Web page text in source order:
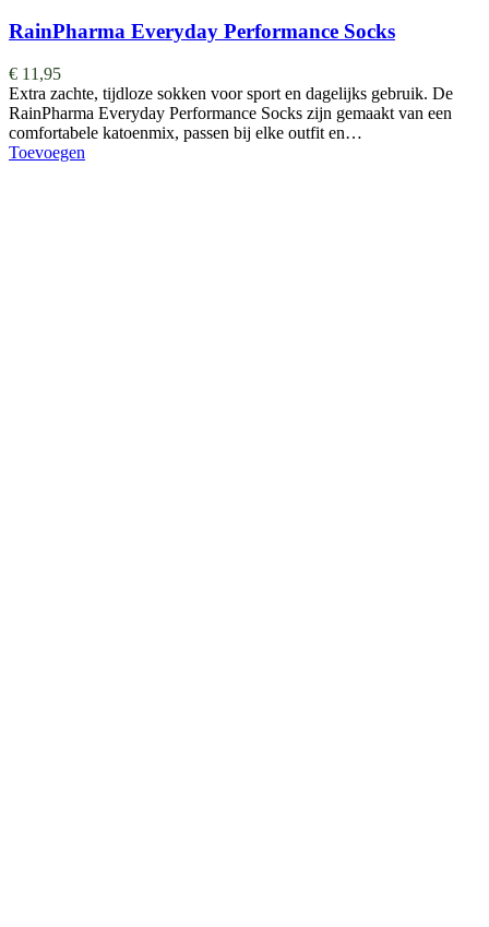
RainPharma Everyday Performance Socks
€ 11,95
Extra zachte, tijdloze sokken voor sport en dagelijks gebruik. De
RainPharma Everyday Performance Socks zijn gemaakt van een
comfortabele katoenmix, passen bij elke outfit en…
Toevoegen